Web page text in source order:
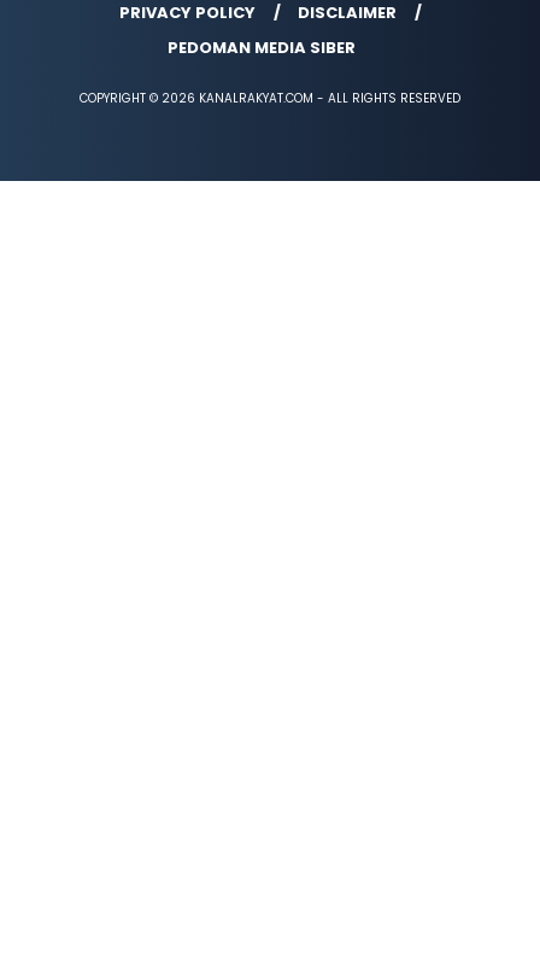
PRIVACY POLICY
DISCLAIMER
PEDOMAN MEDIA SIBER
COPYRIGHT © 2026 KANALRAKYAT.COM - ALL RIGHTS RESERVED